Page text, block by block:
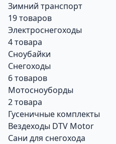
Зимний транспорт
19 товаров
Электроснегоходы
4 товара
Сноубайки
Снегоходы
6 товаров
Мотосноуборды
2 товара
Гусеничные комплекты
Вездеходы DTV Motor
Сани для снегохода